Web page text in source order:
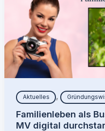
Aktuelles ,
Familienleben als
MV digital